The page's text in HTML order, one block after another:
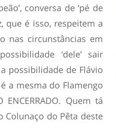
conversa de ‘pé de
que é isso, respeitem a
nas circunstâncias em
‘dele’ sair
possibilidade de Flávio
a mesma do Flamengo
ENCERRADO. Quem tá
Colunaço do Pêta deste